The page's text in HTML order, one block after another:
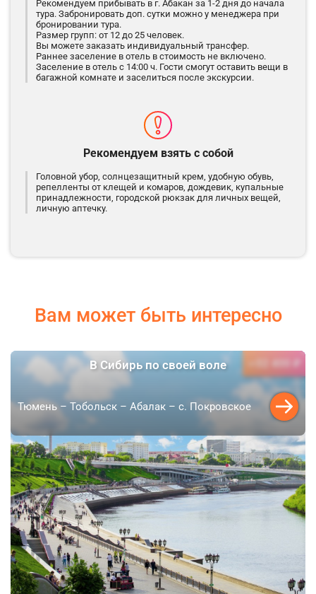
Рекомендуем прибывать в г. Абакан за 1-2 дня до начала
тура. Забронировать доп. сутки можно у менеджера при
бронировании тура.
Размер групп: от 12 до 25 человек.
Вы можете заказать индивидуальный трансфер.
Раннее заселение в отель в стоимость не включено.
Заселение в отель с 14:00 ч. Гости смогут оставить вещи в
багажной комнате и заселиться после экскурсии.
Рекомендуем взять с собой
Головной убор, солнцезащитный крем, удобную обувь,
репелленты от клещей и комаров, дождевик, купальные
принадлежности, городской рюкзак для личных вещей,
личную аптечку.
Вам может быть интересно
В Сибирь по своей воле
Тюмень – Тобольск – Абалак – с. Покровское